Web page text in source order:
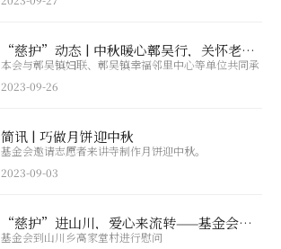
“慈护”动态 | 中秋暖心鄣吴行，关怀老人传爱心
本会与鄣吴镇妇联、鄣吴镇幸福邻里中心等单位共同承
办“情暖聚中秋 和睦邻里情”主题活动。
2023-09-26
简讯 | 巧做月饼迎中秋
基金会邀请志愿者来讲寺制作月饼迎中秋。
2023-09-03
“慈护”进山川，爱心来流转——基金会高家堂村慰问记
基金会到山川乡高家堂村进行慰问